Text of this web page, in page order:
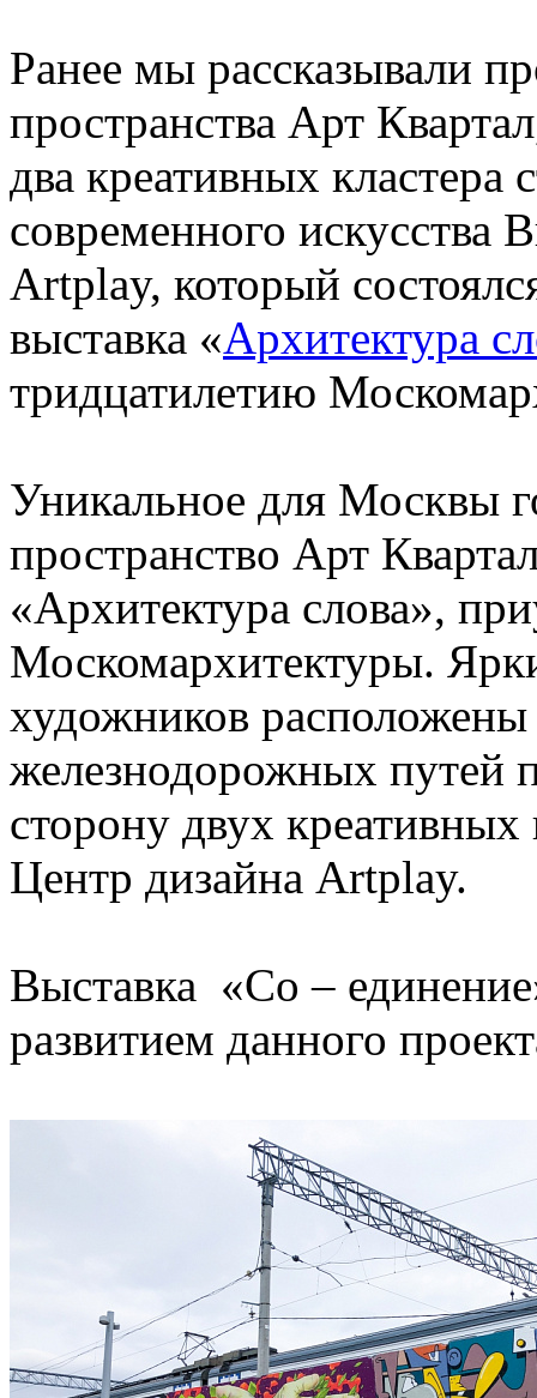
Ранее мы рассказывали
пространства Арт
два креативных
современного искусства
Artplay, который
выставка «Архитектура
тридцатилетию
Уникальное для Москвы
пространство Арт
«Архитектура слова»,
Москомархитектуры.
художников расположены
железнодорожных путей
сторону двух
Центр дизайна Artplay.
Выставка «Со –
развитием данного